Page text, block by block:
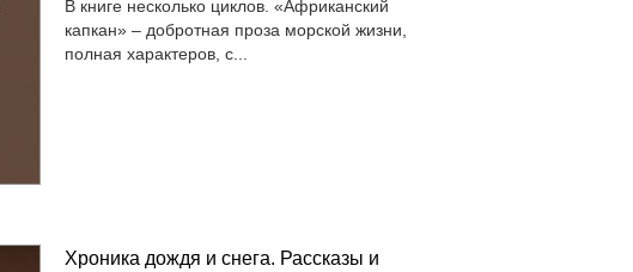
В книге несколько циклов. «Африканский
капкан» – добротная проза морской жизни,
полная характеров, с...
Хроника дождя и снега. Рассказы и